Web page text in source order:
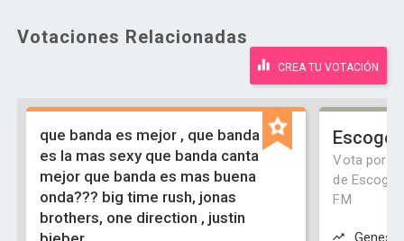
Votaciones Relacionadas
CREA TU VOTACIÓN
que banda es mejor , que banda
es la mas sexy que banda canta
mejor que banda es mas buena
onda??? big time rush, jonas
brothers, one direction , justin
Escoge,
Vota por
de Escoge,
FM